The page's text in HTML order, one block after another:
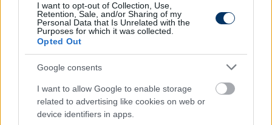
I want to opt-out of Collection, Use,
Retention, Sale, and/or Sharing of my
Personal Data that Is Unrelated with the
Purposes for which it was collected.
Opted Out
Google consents
I want to allow Google to enable storage
related to advertising like cookies on web or
device identifiers in apps.
Még Szoboszlai is csettintene, akkora
szabadrúgás-gólt lőtt a magyar
válogatott játékos - videó
A magyar válogatott középpályás, Csongvai Áron
főszerepet vállalt csapata, a svéd AIK vasárnapi
bajnokiján: a Västeras elleni idegenbeli találkozón
pazar szabadrúgásból volt eredményes.